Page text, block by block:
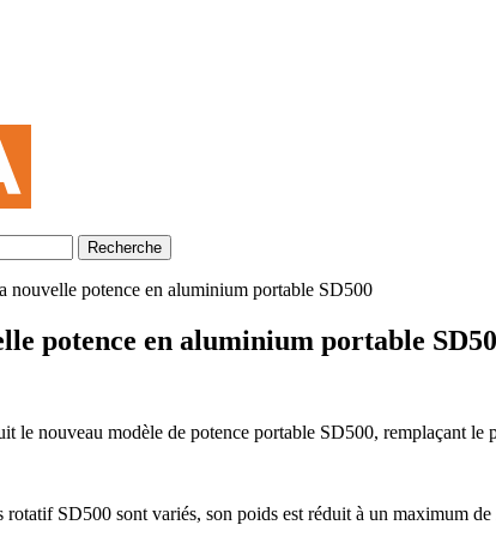
nouvelle potence en aluminium portable SD500
potence en aluminium portable
le nouveau modèle de potence portable SD500, remplaçant le
rotatif SD500 sont variés, son poids est réduit à un maximum